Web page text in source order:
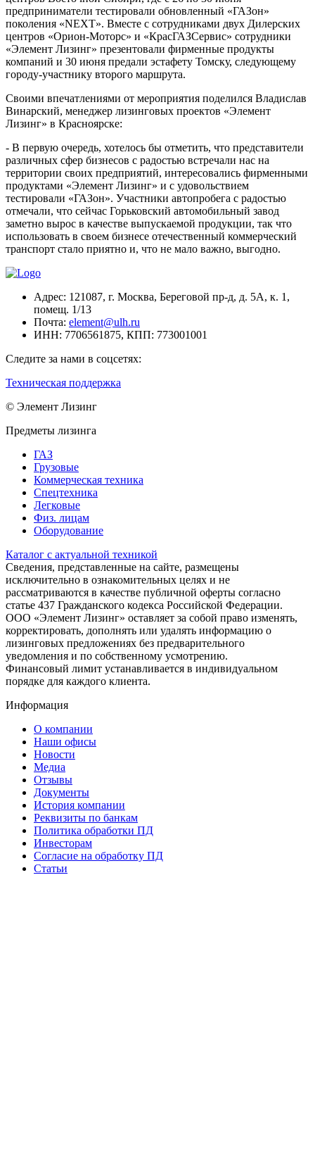
предприниматели тестировали обновленный «ГАЗон»
поколения «NEXT». Вместе с сотрудниками двух Дилерских
центров «Орион-Моторс» и «КрасГАЗСервис» сотрудники
«Элемент Лизинг» презентовали фирменные продукты
компаний и 30 июня предали эстафету Томску, следующему
городу-участнику второго маршрута.
Своими впечатлениями от мероприятия поделился Владислав
Винарский, менеджер лизинговых проектов «Элемент
Лизинг» в Красноярске:
- В первую очередь, хотелось бы отметить, что представители
различных сфер бизнесов с радостью встречали нас на
территории своих предприятий, интересовались фирменными
продуктами «Элемент Лизинг» и с удовольствием
тестировали «ГАЗон». Участники автопробега с радостью
отмечали, что сейчас Горьковский автомобильный завод
заметно вырос в качестве выпускаемой продукции, так что
использовать в своем бизнесе отечественный коммерческий
транспорт стало приятно и, что не мало важно, выгодно.
Адрес: 121087, г. Москва, Береговой пр-д, д. 5А, к. 1,
помещ. 1/13
Почта: element@ulh.ru
ИНН: 7706561875, КПП: 773001001
Следите за нами в соцсетях:
Техническая поддержка
© Элемент Лизинг
Предметы лизинга
ГАЗ
Грузовые
Коммерческая техника
Спецтехника
Легковые
Физ. лицам
Оборудование
Каталог с актуальной техникой
Сведения, представленные на сайте, размещены
исключительно в ознакомительных целях и не
рассматриваются в качестве публичной оферты согласно
статье 437 Гражданского кодекса Российской Федерации.
ООО «Элемент Лизинг» оставляет за собой право изменять,
корректировать, дополнять или удалять информацию о
лизинговых предложениях без предварительного
уведомления и по собственному усмотрению.
Финансовый лимит устанавливается в индивидуальном
порядке для каждого клиента.
Информация
О компании
Наши офисы
Новости
Медиа
Отзывы
Документы
История компании
Реквизиты по банкам
Политика обработки ПД
Инвесторам
Согласие на обработку ПД
Статьи